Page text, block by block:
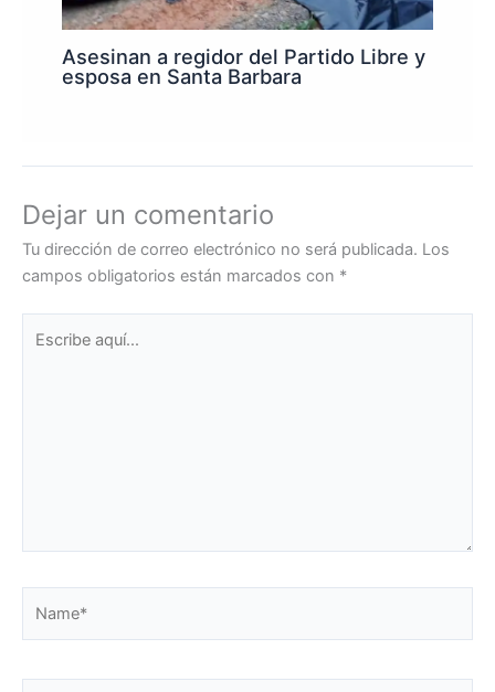
Asesinan a regidor del Partido Libre y
esposa en Santa Barbara
Dejar un comentario
Tu dirección de correo electrónico no será publicada. Los
campos obligatorios están marcados con *
aquí...